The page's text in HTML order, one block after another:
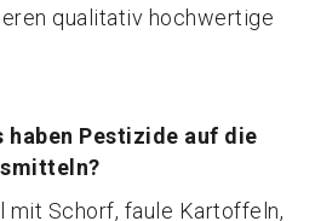
qualitativ hochwertige
haben Pestizide auf die
mit Schorf, faule Kartoffeln,